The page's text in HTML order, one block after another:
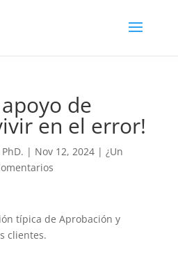
de
en el error!
| Nov 12, 2024| ¿Un
típica de Aprobación y
clientes.